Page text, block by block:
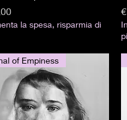
la spesa, risparmia di
of Empiness